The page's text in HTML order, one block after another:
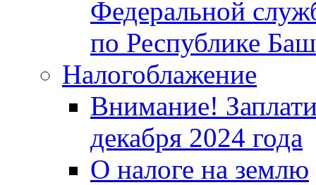
Федеральной
по Республике
Налогоблажение
Внимание!
декабря 2024 года
О налоге на землю